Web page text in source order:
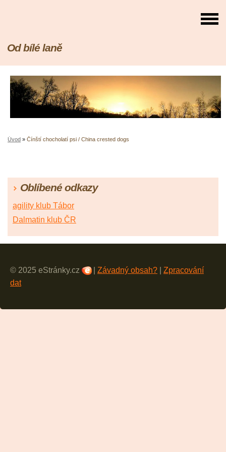
Od bílé laně
Úvod » Čínští chocholatí psi / China crested dogs
Oblíbené odkazy
agility klub Tábor
Dalmatin klub ČR
© 2025 eStránky.cz Závadný obsah?
Zpracování
dat